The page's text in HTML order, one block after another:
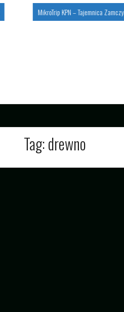
MikroTrip KPN – Tajemnica Zamczyska
Tag:drewno